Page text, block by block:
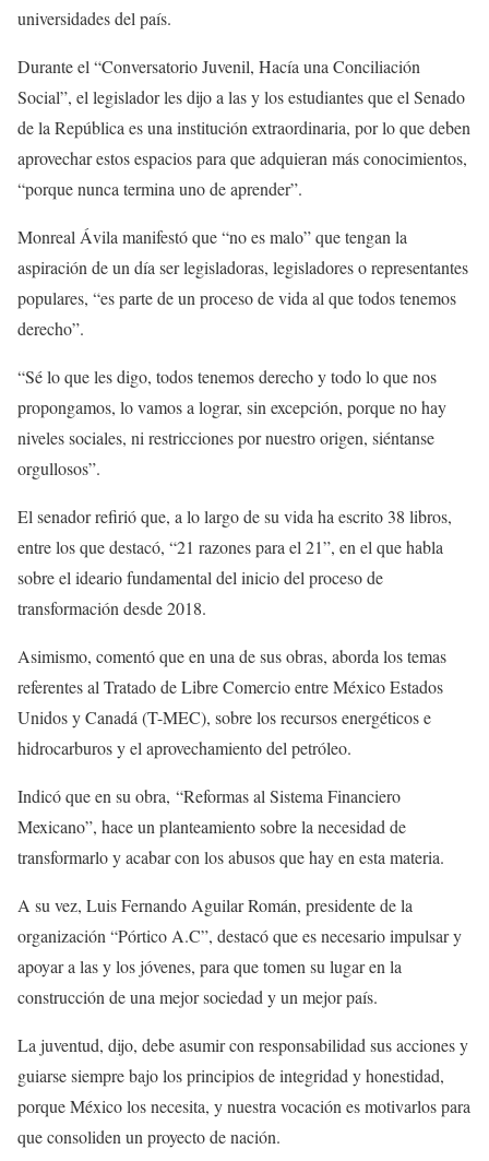
universidades del país.
Durante el “Conversatorio Juvenil, Hacía una Conciliación
Social”, el legislador les dijo a las y los estudiantes que el Senado
de la República es una institución extraordinaria, por lo que deben
aprovechar estos espacios para que adquieran más conocimientos,
“porque nunca termina uno de aprender”.
Monreal Ávila manifestó que “no es malo” que tengan la
aspiración de un día ser legisladoras, legisladores o representantes
populares, “es parte de un proceso de vida al que todos tenemos
derecho”.
“Sé lo que les digo, todos tenemos derecho y todo lo que nos
propongamos, lo vamos a lograr, sin excepción, porque no hay
niveles sociales, ni restricciones por nuestro origen, siéntanse
orgullosos”.
El senador refirió que, a lo largo de su vida ha escrito 38 libros,
entre los que destacó, “21 razones para el 21”, en el que habla
sobre el ideario fundamental del inicio del proceso de
transformación desde 2018.
Asimismo, comentó que en una de sus obras, aborda los temas
referentes al Tratado de Libre Comercio entre México Estados
Unidos y Canadá (T-MEC), sobre los recursos energéticos e
hidrocarburos y el aprovechamiento del petróleo.
Indicó que en su obra, “Reformas al Sistema Financiero
Mexicano”, hace un planteamiento sobre la necesidad de
transformarlo y acabar con los abusos que hay en esta materia.
A su vez, Luis Fernando Aguilar Román, presidente de la
organización “Pórtico A.C”, destacó que es necesario impulsar y
apoyar a las y los jóvenes, para que tomen su lugar en la
construcción de una mejor sociedad y un mejor país.
La juventud, dijo, debe asumir con responsabilidad sus acciones y
guiarse siempre bajo los principios de integridad y honestidad,
porque México los necesita, y nuestra vocación es motivarlos para
que consoliden un proyecto de nación.